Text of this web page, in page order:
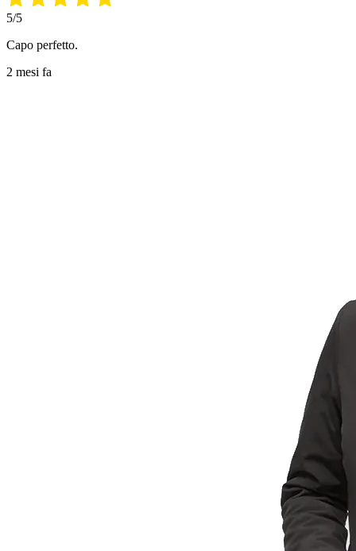
5/5
Capo perfetto.
2 mesi fa